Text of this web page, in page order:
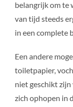
belangrijk om te
van tijd steeds
in een complete
Een andere
toiletpapier,
niet geschikt
zich ophopen in